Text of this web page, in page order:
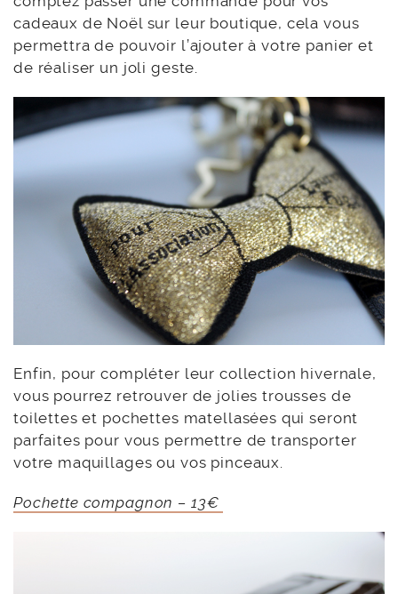
cadeaux de Noël sur leur boutique, cela vous
permettra de pouvoir l’ajouter à votre panier et
de réaliser un joli geste.
Enfin, pour compléter leur collection hivernale,
vous pourrez retrouver de jolies trousses de
toilettes et pochettes matellasées qui seront
parfaites pour vous permettre de transporter
votre maquillages ou vos pinceaux.
Pochette compagnon – 13€